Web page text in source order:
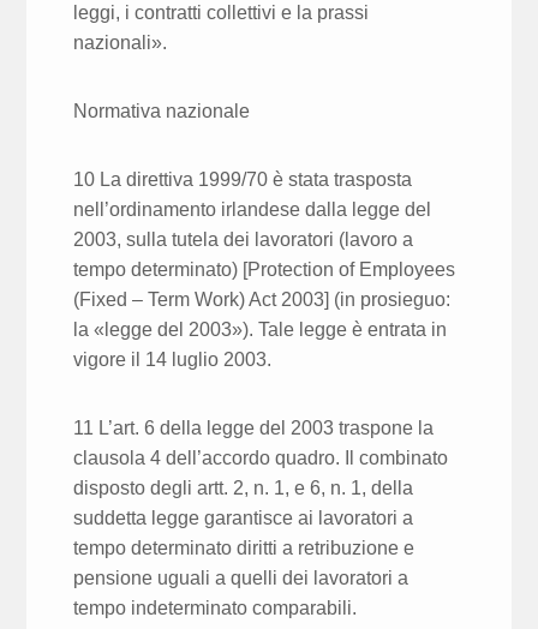
leggi, i contratti collettivi e la prassi
nazionali».
Normativa nazionale
10 La direttiva 1999/70 è stata trasposta
nell’ordinamento irlandese dalla legge del
2003, sulla tutela dei lavoratori (lavoro a
tempo determinato) [Protection of Employees
(Fixed – Term Work) Act 2003] (in prosieguo:
la «legge del 2003»). Tale legge è entrata in
vigore il 14 luglio 2003.
11 L’art. 6 della legge del 2003 traspone la
clausola 4 dell’accordo quadro. Il combinato
disposto degli artt. 2, n. 1, e 6, n. 1, della
suddetta legge garantisce ai lavoratori a
tempo determinato diritti a retribuzione e
pensione uguali a quelli dei lavoratori a
tempo indeterminato comparabili.